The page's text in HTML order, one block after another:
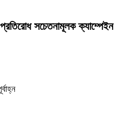
সচেতনামূলক ক্যাম্পেইন